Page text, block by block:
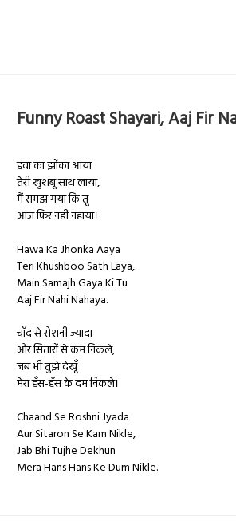
Funny Roast Shayari, Aaj Fir
हवा का झोंका आया
तेरी खुशबू साथ लाया,
मैं समझ गया कि तू
आज फिर नहीं नहाया।
Hawa Ka Jhonka Aaya
Teri Khushboo Sath Laya,
Main Samajh Gaya Ki Tu
Aaj Fir Nahi Nahaya.
चाँद से रोशनी ज्यादा
और सितारों से कम निकले,
जब भी तुझे देखूँ
मेरा हँस-हँस के दम निकले।
Chaand Se Roshni Jyada
Aur Sitaron Se Kam Nikle,
Jab Bhi Tujhe Dekhun
Mera Hans Hans Ke Dum Nikle.